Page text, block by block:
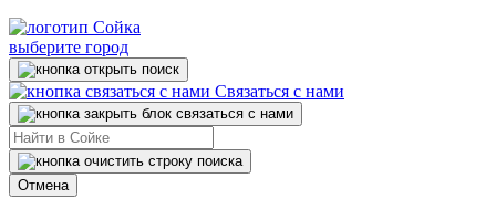
выберите город
Связаться с нами
Отмена